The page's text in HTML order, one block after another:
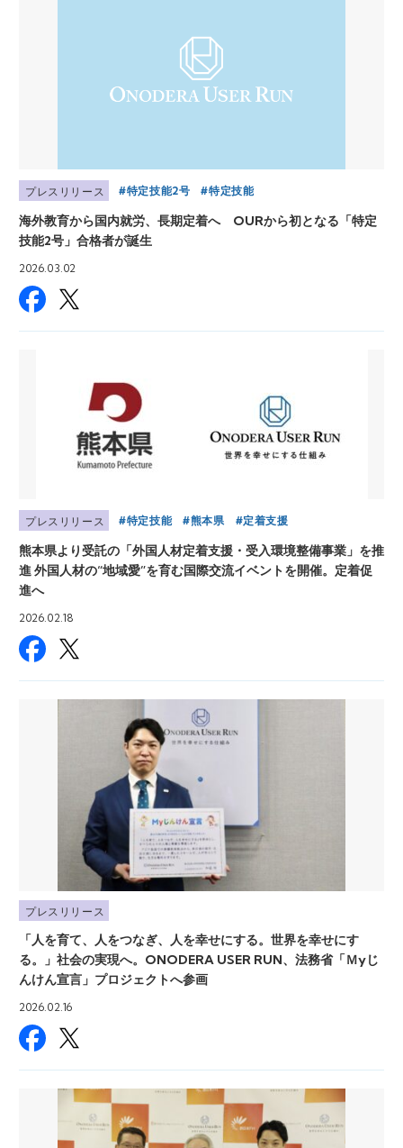
プレスリリース 特定技能2号 特定技能
海外教育から国内就労、長期定着へ OURから初となる「特定
技能2号」合格者が誕生
2026.03.02
プレスリリース 特定技能 熊本県 定着支援
熊本県より受託の「外国人材定着支援・受入環境整備事業」を推
進 外国人材の“地域愛”を育む国際交流イベントを開催。定着促
進へ
2026.02.18
プレスリリース
「人を育て、人をつなぎ、人を幸せにする。世界を幸せにす
る。」社会の実現へ。ONODERA USER RUN、法務省「Ｍyじ
んけん宣言」プロジェクトへ参画
2026.02.16